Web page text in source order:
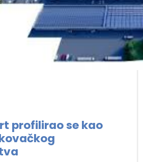
profilirao se kao